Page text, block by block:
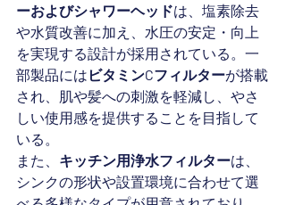
ーおよびシャワーヘッドは、塩素除去
や水質改善に加え、水圧の安定・向上
を実現する設計が採用されている。一
部製品には ビタミンCフィルターが搭載
され、肌や髪への刺激を軽減し、やさ
しい使用感を提供することを目指して
いる。
また、 キッチン用浄水フィルターは、
シンクの形状や設置環境に合わせて選